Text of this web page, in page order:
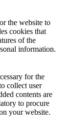
the website to
cookies that
of the
information.
for the
collect user
contents are
to procure
your website.